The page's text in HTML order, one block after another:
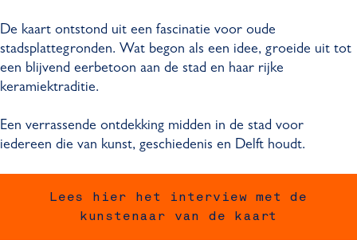
De kaart ontstond uit een fascinatie voor oude
stadsplattegronden. Wat begon als een idee, groeide uit tot
een blijvend eerbetoon aan de stad en haar rijke
keramiektraditie.
Een verrassende ontdekking midden in de stad voor
iedereen die van kunst, geschiedenis en Delft houdt.
Lees hier het interview met de
kunstenaar van de kaart